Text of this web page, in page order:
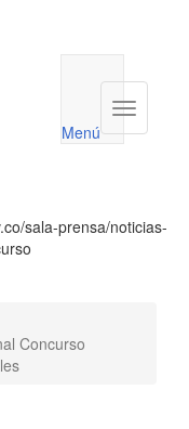
utilidades
Menú
Menú
sala-prensa/noticias-
Concurso